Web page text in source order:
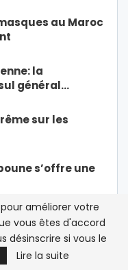
au Maroc
la
général…
sur les
s’offre une
doit
pour…
à son domicile
améliorer votre
vous êtes d'accord
désinscrire si vous le
Lire la suite